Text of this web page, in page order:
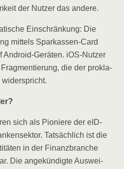
der Nut­zer das andere.
Ein­schrän­kung: Die
mit­tels Spar­kas­sen-Card
Android-Gerä­ten. iOS-Nut­zer
die der pro­kla­
sich als Pio­nie­re der eID-
Tat­säch­lich ist die
in der Finanz­bran­che
Die ange­kün­dig­te Aus­wei­